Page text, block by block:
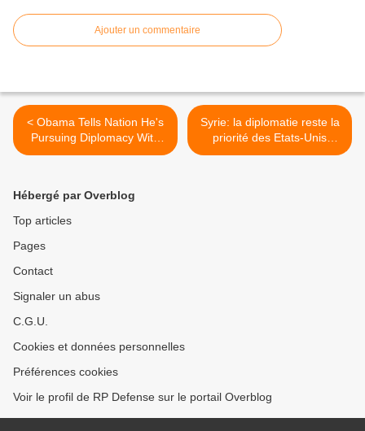
Ajouter un commentaire
< Obama Tells Nation He's
Pursuing Diplomacy With
Syria
Syrie: la diplomatie reste la
priorité des Etats-Unis
(Kerry) >
Hébergé par Overblog
Top articles
Pages
Contact
Signaler un abus
C.G.U.
Cookies et données personnelles
Préférences cookies
Voir le profil de RP Defense sur le portail Overblog